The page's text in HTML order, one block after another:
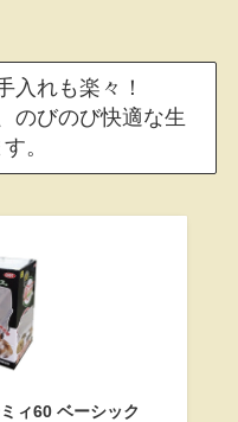
入れも楽々！
のびのび快適な生
。
ィ60 ベーシック